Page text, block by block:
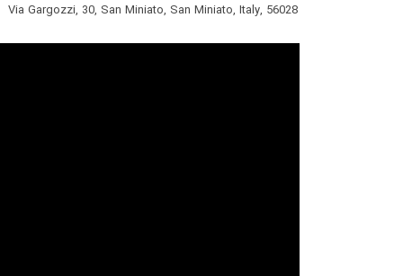
Via Gargozzi, 30, San Miniato, San Miniato, Italy, 56028